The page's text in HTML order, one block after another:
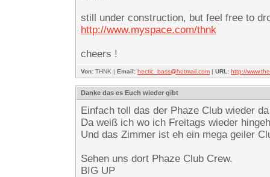
still under construction, but feel free to
http://www.myspace.com/thnk
cheers !
Von: THNK | Email: hectic_bass@hotmail.com | URL: http://
Danke das es Euch wieder gibt
Einfach toll das der Phaze Club wieder
Da weiß ich wo ich Freitags wieder
Und das Zimmer ist eh ein mega geiler
Sehen uns dort Phaze Club Crew.
BIG UP